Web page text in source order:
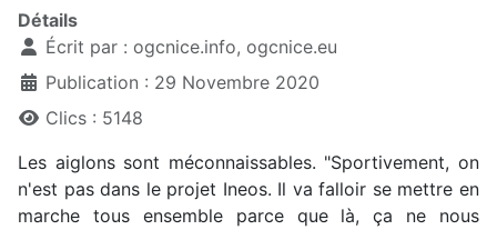
Détails
Écrit par : ogcnice.info, ogcnice.eu
Publication : 29 Novembre 2020
Clics : 5148
Les aiglons sont méconnaissables. "Sportivement, on
n'est pas dans le projet Ineos. Il va falloir se mettre en
marche tous ensemble parce que là, ça ne nous